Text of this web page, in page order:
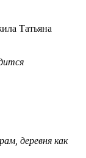
Татьяна
деревня как